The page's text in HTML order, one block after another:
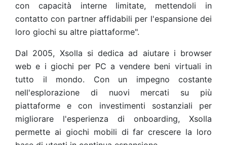
con capacità interne limitate, mettendoli in
contatto con partner affidabili per l'espansione dei
loro giochi su altre piattaforme".
Dal 2005, Xsolla si dedica ad aiutare i browser
web e i giochi per PC a vendere beni virtuali in
tutto il mondo. Con un impegno costante
nell'esplorazione di nuovi mercati su più
piattaforme e con investimenti sostanziali per
migliorare l'esperienza di onboarding, Xsolla
permette ai giochi mobili di far crescere la loro